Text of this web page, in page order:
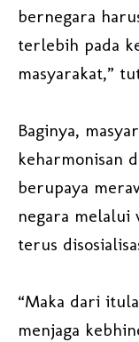
bernegara
terlebih pada
masyarakat,”
Baginya,
keharmonisan
berupaya
negara melalui
terus
“Maka dari
menjaga